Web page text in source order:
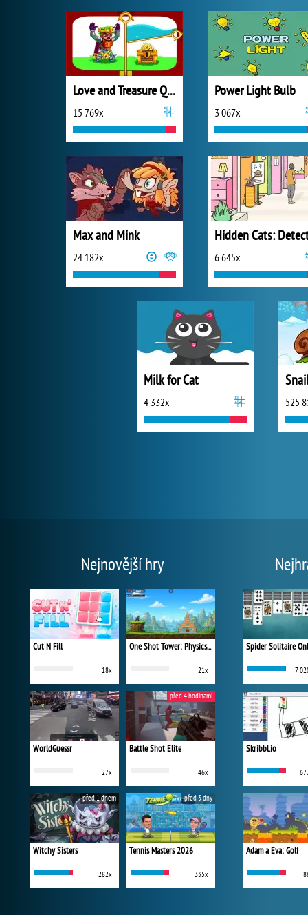
Love and Treasure Quest
15 769x
Power Light Bulb
3 067x
Max and Mink
24 182x 6 645x
Milk for Cat
4 332x 525
Nejnovější hry
Cut N Fill
18x
One Shot Tower: Physics Destroyer
21x
WorldGuessr
27x
Battle Shot Elite
46x
před 4 hodinami
Witchy Sisters
282x
před 1 dnem
Tennis Masters 2026
335x
před 3 dny
Spider Solitaire
7
Skribbl.io
Adam a Eva: Golf